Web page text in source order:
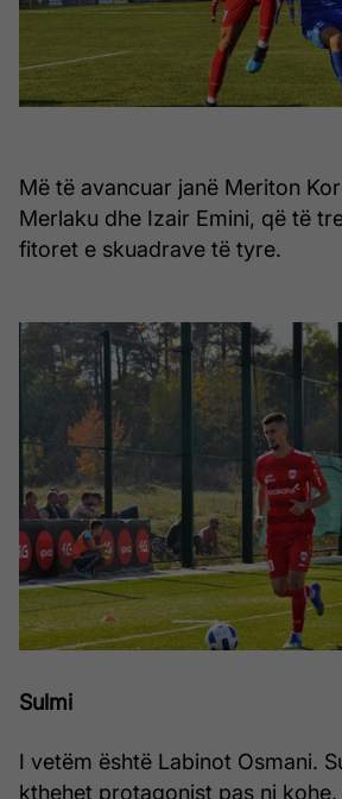
Më të avancuar janë Meriton
Merlaku dhe Izair Emini, që të
fitoret e skuadrave të tyre.
Sulmi
I vetëm është Labinot Osmani.
kthehet protagonist pas nj